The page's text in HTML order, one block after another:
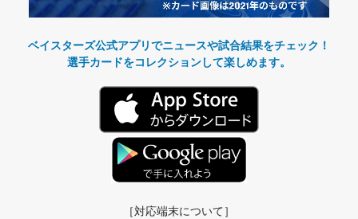
ベイスターズ公式アプリでニュースや試合結果をチェック！
選手カードをコレクションして楽しめます。
［対応端末について］